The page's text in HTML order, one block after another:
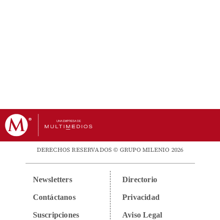
DERECHOS RESERVADOS © GRUPO MILENIO 2026
Newsletters
Contáctanos
Suscripciones
Directorio
Privacidad
Aviso Legal